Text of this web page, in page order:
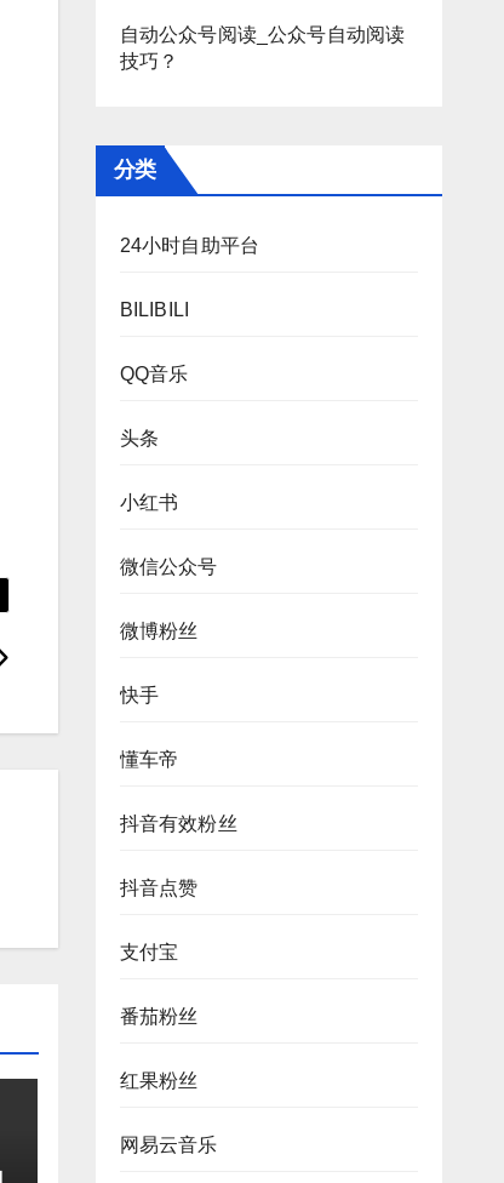
自动公众号阅读_公众号自动阅读
技巧？
分类
24小时自助平台
BILIBILI
QQ音乐
头条
小红书
微信公众号
微博粉丝
快手
懂车帝
抖音有效粉丝
抖音点赞
支付宝
番茄粉丝
红果粉丝
网易云音乐